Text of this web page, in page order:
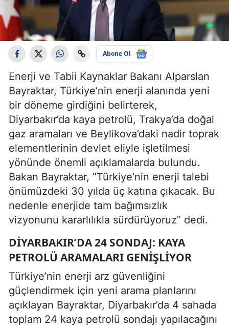
Abone Ol
Enerji ve Tabii Kaynaklar Bakanı Alparslan
Bayraktar, Türkiye’nin enerji alanında yeni
bir döneme girdiğini belirterek,
Diyarbakır’da kaya petrolü, Trakya’da doğal
gaz aramaları ve Beylikova’daki nadir toprak
elementlerinin devlet eliyle işletilmesi
yönünde önemli açıklamalarda bulundu.
Bakan Bayraktar, “Türkiye’nin enerji talebi
önümüzdeki 30 yılda üç katına çıkacak. Bu
nedenle enerjide tam bağımsızlık
vizyonunu kararlılıkla sürdürüyoruz” dedi.
DIYARBAKIR’DA 24 SONDAJ: KAYA
PETROLÜ ARAMALARI GENIŞLIYOR
Türkiye’nin enerji arz güvenliğini
güçlendirmek için yeni arama planlarını
açıklayan Bayraktar, Diyarbakır’da 4 sahada
toplam 24 kaya petrolü sondajı yapılacağını